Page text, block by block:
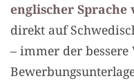
englischer Sprache
direkt auf
– immer der bessere